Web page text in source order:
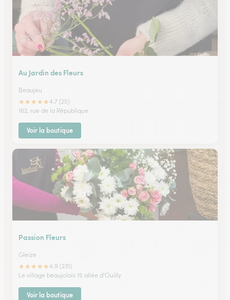
Au Jardin des Fleurs
Beaujeu
★★★★★4.7 (25)
162, rue de la République
Voir la boutique
Passion Fleurs
Gleize
★★★★★4.9 (231)
Le village beaujolais 15 allée d'Ouilly
Voir la boutique